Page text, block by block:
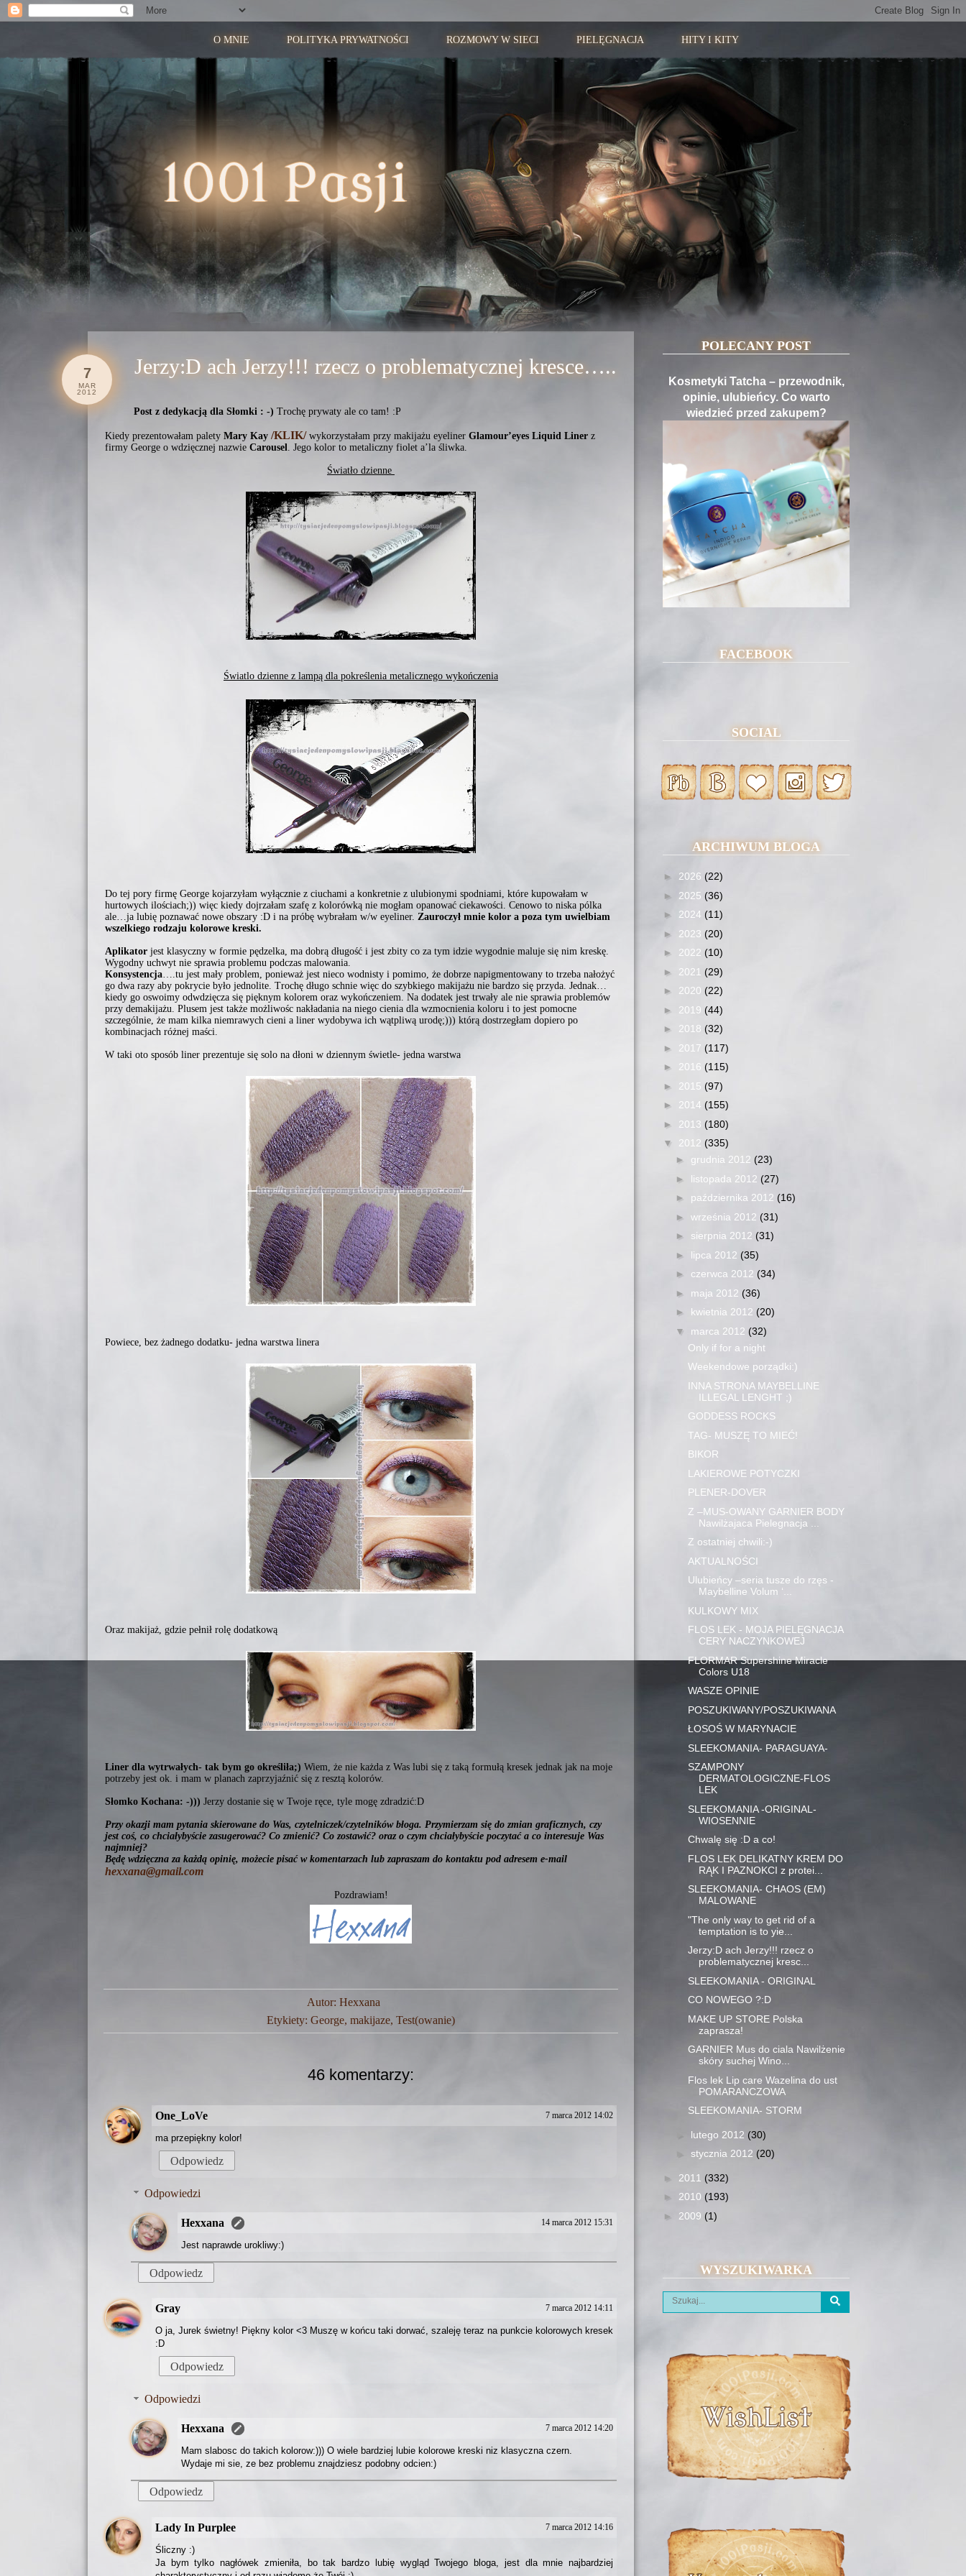
O MNIE POLITYKA PRYWATNOŚCI ROZMOWY W SIECI PIELĘGNACJA HITY I KITY
7
MAR
2012
Jerzy:D ach Jerzy!!! rzecz o problematycznej kresce…..
Post z dedykacją dla Słomki : -) Trochę prywaty ale co tam! :P
Kiedy prezentowałam palety Mary Kay /KLIK/wykorzystałam przy makijażu eyeliner Glamour’eyes Liquid Liner z
firmy George o wdzięcznej nazwie Carousel. Jego kolor to metaliczny fiolet a’la śliwka.
Światło dzienne
Światlo dzienne z lampą dla pokreślenia metalicznego wykończenia
Do tej pory firmę George kojarzyłam wyłącznie z ciuchami a konkretnie z ulubionymi spodniami, które kupowałam w
hurtowych ilościach;)) więc kiedy dojrzałam szafę z kolorówką nie mogłam opanować ciekawości. Cenowo to niska pólka
ale…ja lubię poznawać nowe obszary :D i na próbę wybrałam w/w eyeliner. Zauroczył mnie kolor a poza tym uwielbiam
wszelkiego rodzaju kolorowe kreski.
Aplikator jest klasyczny w formie pędzelka, ma dobrą długość i jest zbity co za tym idzie wygodnie maluje się nim kreskę.
Wygodny uchwyt nie sprawia problemu podczas malowania.
Konsystencja….tu jest mały problem, ponieważ jest nieco wodnisty i pomimo, że dobrze napigmentowany to trzeba nałożyć
go dwa razy aby pokrycie było jednolite. Trochę długo schnie więc do szybkiego makijażu nie bardzo się przyda. Jednak…
kiedy go oswoimy odwdzięcza się pięknym kolorem oraz wykończeniem. Na dodatek jest trwały ale nie sprawia problemów
przy demakijażu. Plusem jest także możliwośc nakładania na niego cienia dla wzmocnienia koloru i to jest pomocne
szczególnie, że mam kilka niemrawych cieni a liner wydobywa ich wątpliwą urodę;))) którą dostrzegłam dopiero po
kombinacjach różnej maści.
W taki oto sposób liner prezentuje się solo na dłoni w dziennym świetle- jedna warstwa
Powiece, bez żadnego dodatku- jedna warstwa linera
Oraz makijaż, gdzie pełnił rolę dodatkową
Liner dla wytrwałych- tak bym go określiła;) Wiem, że nie każda z Was lubi się z taką formułą kresek jednak jak na moje
potrzeby jest ok. i mam w planach zaprzyjaźnić się z resztą kolorów.
Słomko Kochana: -))) Jerzy dostanie się w Twoje ręce, tyle mogę zdradzić:D
Przy okazji mam pytania skierowane do Was, czytelniczek/czytelników błoga. Przymierzam się do zmian graficznych, czy
jest coś, co chciałybyście zasugerować? Co zmienić? Co zostawić? oraz o czym chciałybyście poczytać a co interesuje Was
najmniej?
Będę wdzięczna za każdą opinię, możecie pisać w komentarzach lub zapraszam do kontaktu pod adresem e-mail
hexxana@gmail.com
Pozdrawiam!
Autor: Hexxana
Etykiety: George, makijaze, Test(owanie)
46 komentarzy:
One_LoVe 7 marca 2012 14:02
ma przepiękny kolor!
Odpowiedz
Odpowiedzi
Hexxana 14 marca 2012 15:31
Jest naprawde urokliwy:)
Odpowiedz
Gray 7 marca 2012 14:11
O ja, Jurek świetny! Piękny kolor <3 Muszę w końcu taki dorwać, szaleję teraz na punkcie kolorowych kresek
:D
Odpowiedz
Odpowiedzi
Hexxana 7 marca 2012 14:20
Mam slabosc do takich kolorow:))) O wiele bardziej lubie kolorowe kreski niz klasyczna czern.
Wydaje mi sie, ze bez problemu znajdziesz podobny odcien:)
Odpowiedz
Lady In Purplee 7 marca 2012 14:16
Śliczny :)
Ja bym tylko nagłówek zmieniła, bo tak bardzo lubię wygląd Twojego bloga, jest dla mnie najbardziej
POLECANY POST
Kosmetyki Tatcha – przewodnik,
opinie, ulubieńcy. Co warto
wiedzieć przed zakupem?
FACEBOOK
SOCIAL
ARCHIWUM BLOGA
► 2026 (22)
► 2025 (36)
► 2024 (11)
► 2023 (20)
► 2022 (10)
► 2021 (29)
► 2020 (22)
► 2019 (44)
► 2018 (32)
► 2017 (117)
► 2016 (115)
► 2015 (97)
► 2014 (155)
► 2013 (180)
▼ 2012 (335)
► grudnia 2012 (23)
► listopada 2012 (27)
► października 2012 (16)
► września 2012 (31)
► sierpnia 2012 (31)
► lipca 2012 (35)
► czerwca 2012 (34)
► maja 2012 (36)
► kwietnia 2012 (20)
▼ marca 2012 (32)
Only if for a night
Weekendowe porządki:)
INNA STRONA MAYBELLINE
ILLEGAL LENGHT ;)
GODDESS ROCKS
TAG- MUSZĘ TO MIEĆ!
BIKOR
LAKIEROWE POTYCZKI
PLENER-DOVER
Z –MUS-OWANY GARNIER BODY
Nawilżajaca Pielegnacja ...
Z ostatniej chwili:-)
AKTUALNOŚCI
Ulubieńcy –seria tusze do rzęs -
Maybelline Volum ‘...
KULKOWY MIX
FLOS LEK - MOJA PIELĘGNACJA
CERY NACZYNKOWEJ
FLORMAR Supershine Miracle
Colors U18
WASZE OPINIE
POSZUKIWANY/POSZUKIWANA
ŁOSOŚ W MARYNACIE
SLEEKOMANIA- PARAGUAYA-
SZAMPONY
DERMATOLOGICZNE-FLOS
LEK
SLEEKOMANIA -ORIGINAL-
WIOSENNIE
Chwalę się :D a co!
FLOS LEK DELIKATNY KREM DO
RĄK I PAZNOKCI z protei...
SLEEKOMANIA- CHAOS (EM)
MALOWANE
"The only way to get rid of a
temptation is to yie...
Jerzy:D ach Jerzy!!! rzecz o
problematycznej kresc...
SLEEKOMANIA - ORIGINAL
CO NOWEGO ?:D
MAKE UP STORE Polska
zaprasza!
GARNIER Mus do ciala Nawilżenie
skóry suchej Wino...
Flos lek Lip care Wazelina do ust
POMARANCZOWA
SLEEKOMANIA- STORM
lutego 2012 (30)
stycznia 2012 (20)
► 2011 (332)
► 2010 (193)
► 2009 (1)
WYSZUKIWARKA